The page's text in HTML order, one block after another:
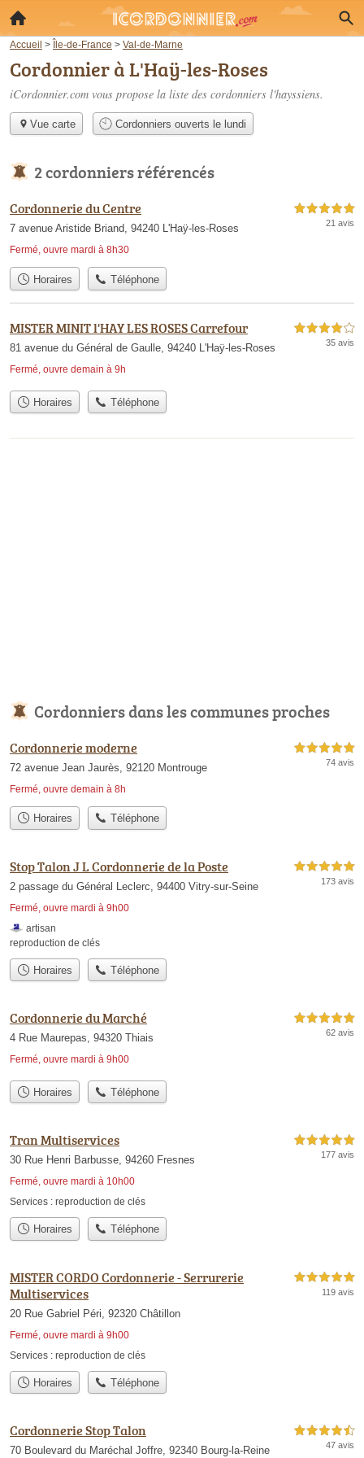
Accueil > Île-de-France > Val-de-Marne
Cordonnier à L'Haÿ-les-Roses
iCordonnier.com vous propose la liste des cordonniers l'hayssiens.
Vue carte Cordonniers ouverts le lundi
2 cordonniers référencés
Cordonnerie du Centre
7 avenue Aristide Briand, 94240 L'Haÿ-les-Roses
Fermé, ouvre mardi à 8h30
5,0 étoiles sur 5
21 avis
Horaires Téléphone
MISTER MINIT l'HAY LES ROSES Carrefour
81 avenue du Général de Gaulle, 94240 L'Haÿ-les-Roses
Fermé, ouvre demain à 9h
4,0 étoiles sur 5
35 avis
Horaires Téléphone
Cordonniers dans les communes proches
Cordonnerie moderne
72 avenue Jean Jaurès, 92120 Montrouge
Fermé, ouvre demain à 8h
5,0 étoiles sur 5
74 avis
Horaires Téléphone
Stop Talon J L Cordonnerie de la Poste
2 passage du Général Leclerc, 94400 Vitry-sur-Seine
Fermé, ouvre mardi à 9h00
5,0 étoiles sur 5
173 avis
artisan
reproduction de clés
Horaires Téléphone
Cordonnerie du Marché
4 Rue Maurepas, 94320 Thiais
Fermé, ouvre mardi à 9h00
5,0 étoiles sur 5
62 avis
Horaires Téléphone
Tran Multiservices
30 Rue Henri Barbusse, 94260 Fresnes
Fermé, ouvre mardi à 10h00
5,0 étoiles sur 5
177 avis
Services : reproduction de clés
Horaires Téléphone
MISTER CORDO Cordonnerie - Serrurerie
Multiservices
20 Rue Gabriel Péri, 92320 Châtillon
Fermé, ouvre mardi à 9h00
5,0 étoiles sur 5
119 avis
Services : reproduction de clés
Horaires Téléphone
Cordonnerie Stop Talon
70 Boulevard du Maréchal Joffre, 92340 Bourg-la-Reine
4,5 étoiles sur 5
47 avis